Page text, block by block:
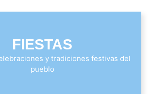
FIESTAS
y tradiciones festivas del
pueblo